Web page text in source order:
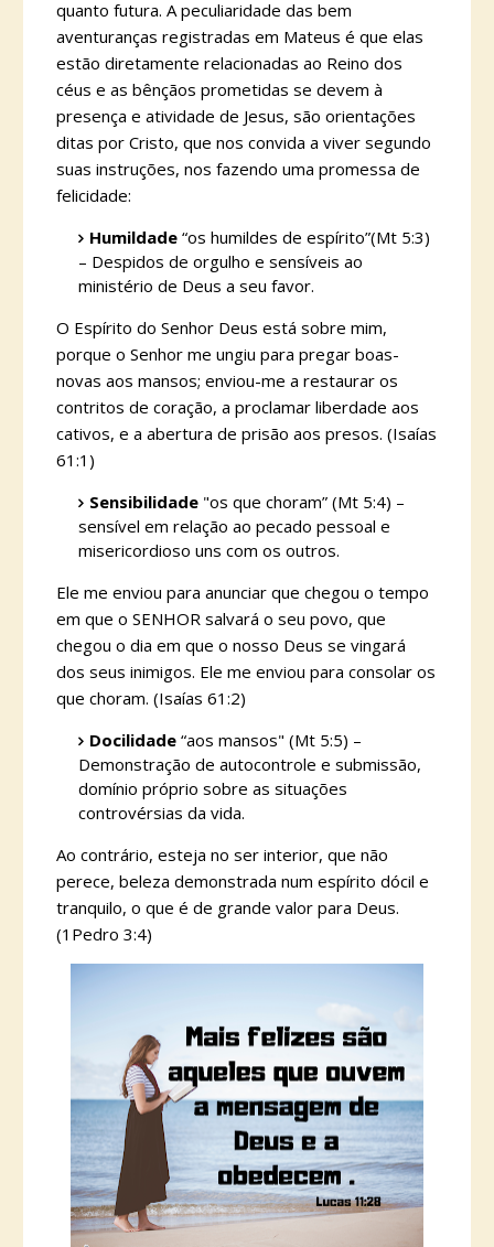
quanto futura. A peculiaridade das bem
aventuranças registradas em Mateus é que elas
estão diretamente relacionadas ao Reino dos
céus e as bênçãos prometidas se devem à
presença e atividade de Jesus, são orientações
ditas por Cristo, que nos convida a viver segundo
suas instruções, nos fazendo uma promessa de
felicidade:
Humildade “os humildes de espírito”(Mt 5:3)
– Despidos de orgulho e sensíveis ao
ministério de Deus a seu favor.
O Espírito do Senhor Deus está sobre mim,
porque o Senhor me ungiu para pregar boas-
novas aos mansos; enviou-me a restaurar os
contritos de coração, a proclamar liberdade aos
cativos, e a abertura de prisão aos presos. (Isaías
61:1)
Sensibilidade "os que choram” (Mt 5:4) –
sensível em relação ao pecado pessoal e
misericordioso uns com os outros.
Ele me enviou para anunciar que chegou o tempo
em que o SENHOR salvará o seu povo, que
chegou o dia em que o nosso Deus se vingará
dos seus inimigos. Ele me enviou para consolar os
que choram. (Isaías 61:2)
Docilidade “aos mansos" (Mt 5:5) –
Demonstração de autocontrole e submissão,
domínio próprio sobre as situações
controvérsias da vida.
Ao contrário, esteja no ser interior, que não
perece, beleza demonstrada num espírito dócil e
tranquilo, o que é de grande valor para Deus.
(1Pedro 3:4)